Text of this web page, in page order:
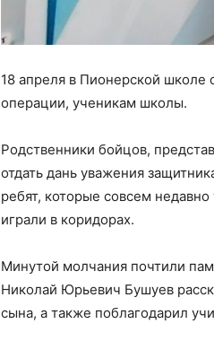
18 апреля в Пионерской
операции, ученикам школы.
Родственники бойцов,
отдать дань уважения
ребят, которые совсем
играли в коридорах.
Минутой молчания почтили
Николай Юрьевич Бушуев
сына, а также поблагодарил